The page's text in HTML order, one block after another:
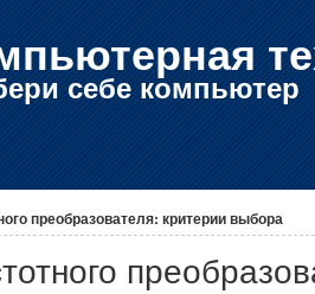
себе компьютер
преобразователя: критерии выбора